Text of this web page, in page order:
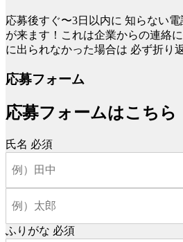
応募後すぐ〜3日以内に 知らない
が来ます！これは企業からの連絡
に出られなかった場合は 必ず折り
応募フォーム
応募フォームはこちら
氏名 必須
ふりがな 必須